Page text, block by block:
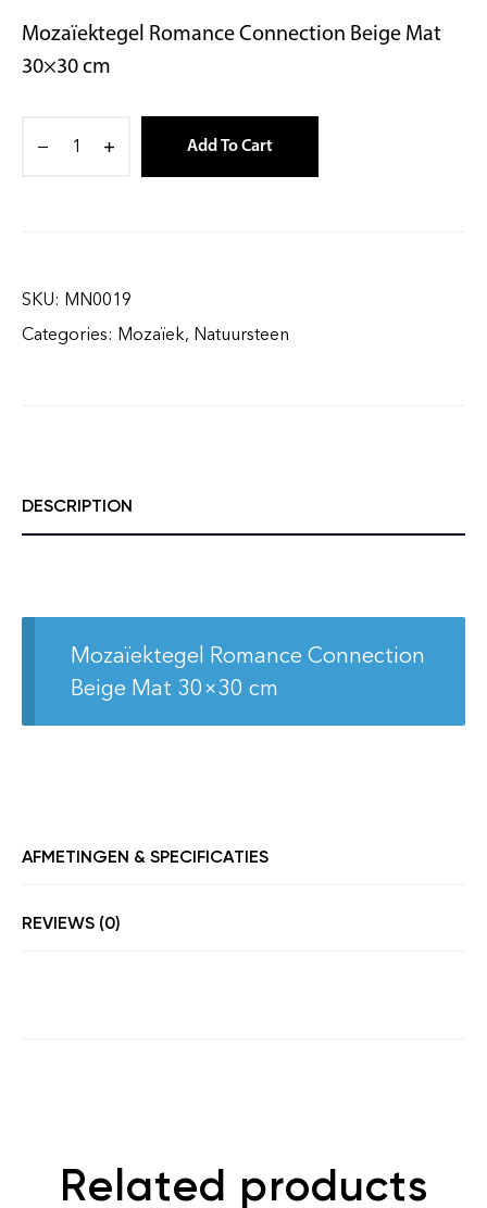
Mozaïektegel Romance Connection Beige Mat
30×30 cm
Add To Cart
SKU: MN0019
Categories: Mozaïek, Natuursteen
DESCRIPTION
Mozaïektegel Romance Connection
Beige Mat 30×30 cm
AFMETINGEN & SPECIFICATIES
REVIEWS (0)
Related products